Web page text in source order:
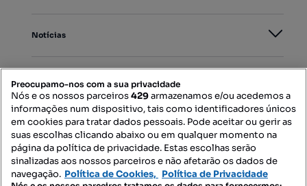
Notícias
Mapa do Site
Contacte-nos
Preocupamo-nos com a sua privacidade
Nós e os nossos parceiros429armazenamos e/ou acedemos a
informações num dispositivo, tais como identificadores únicos
em cookies para tratar dados pessoais. Pode aceitar ou gerir as
suas escolhas clicando abaixo ou em qualquer momento na
página da política de privacidade. Estas escolhas serão
sinalizadas aos nossos parceiros e não afetarão os dados de
navegação. Política de Cookies, Política de Privacidade